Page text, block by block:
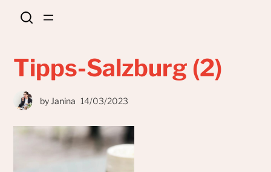
Tipps-Salzburg (2)
by Janina 14/03/2023